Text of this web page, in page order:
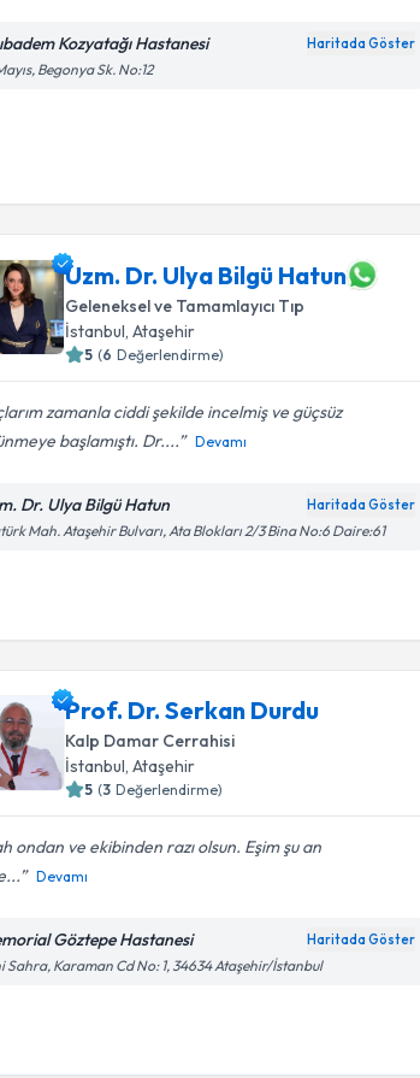
Kozyatağı Hastanesi Haritada Göster
Begonya Sk. No:12
Uzm. Dr. Ulya Bilgü Hatun
Geleneksel ve Tamamlayıcı Tıp
İstanbul, Ataşehir
5 (6 Değerlendirme)
zamanla ciddi şekilde incelmiş ve güçsüz
başlamıştı. Dr....
Devamı
Dr. Ulya Bilgü Hatun Haritada Göster
Mah. Ataşehir Bulvarı, Ata Blokları 2/3 Bina No:6 Daire:61
Prof. Dr. Serkan Durdu
Kalp Damar Cerrahisi
İstanbul , Ataşehir
5 (3 Değerlendirme)
ondan ve ekibinden razı olsun. Eşim şu an
Devamı
Göztepe Hastanesi Haritada Göster
Sahra, Karaman Cd No: 1, 34634 Ataşehir/İstanbul